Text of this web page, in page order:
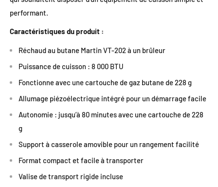
performant.
Caractéristiques du produit :
Réchaud au butane Martin VT-202 à un brûleur
Puissance de cuisson : 8 000 BTU
Fonctionne avec une cartouche de gaz butane de 228 g
Allumage piézoélectrique intégré pour un démarrage facile
Autonomie : jusqu’à 80 minutes avec une cartouche de 228
g
Support à casserole amovible pour un rangement facilité
Format compact et facile à transporter
Valise de transport rigide incluse